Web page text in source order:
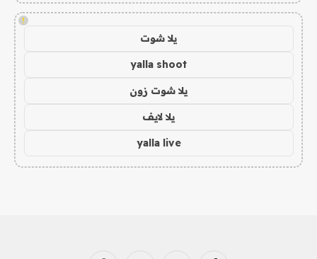
!
يلا شوت
yalla shoot
يلا شوت زون
يلا لايف
yalla live